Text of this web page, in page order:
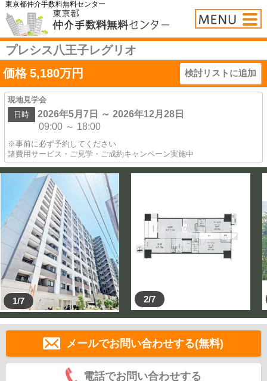
東京都仲介手数料無料センター
プレシス八王子レグリオ
価格 5,180万円 検討リストに追加
現地見学会
日時
2026年5月7日 ～ 2026年12月28日
09:00 ～ 18:00
※事前に必ず予約してください
諸費用サービス・ご見学・ご成約キャンペーン実施中
1/7 2/7
メールでお問い合わせする(無料)
電話でお問い合わせする